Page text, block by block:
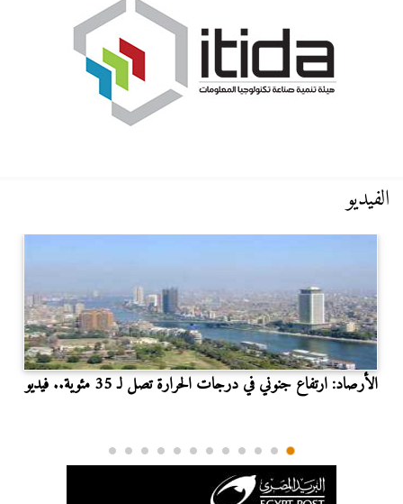
الفيديو
الأرصاد: ارتفاع جنوني في درجات الحرارة تصل لـ 35 مئوية.. فيديو